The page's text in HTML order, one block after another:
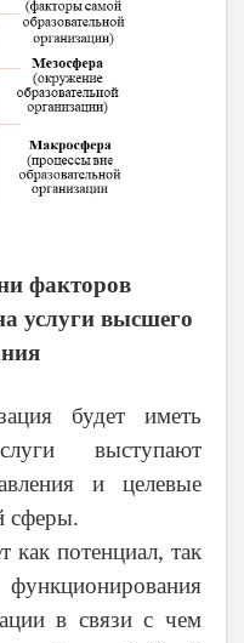
факторов
услуги высшего
будет иметь
выступают
и целевые
сферы.
как потенциал, так
в связи с чем